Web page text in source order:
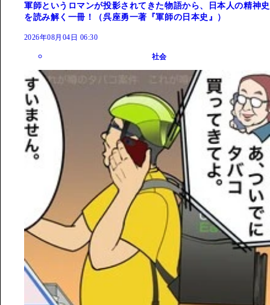
軍師というロマンが投影されてきた物語から、日本人の精神史
を読み解く一冊！（呉座勇一著『軍師の日本史』）
2026年08月04日 06:30
社会